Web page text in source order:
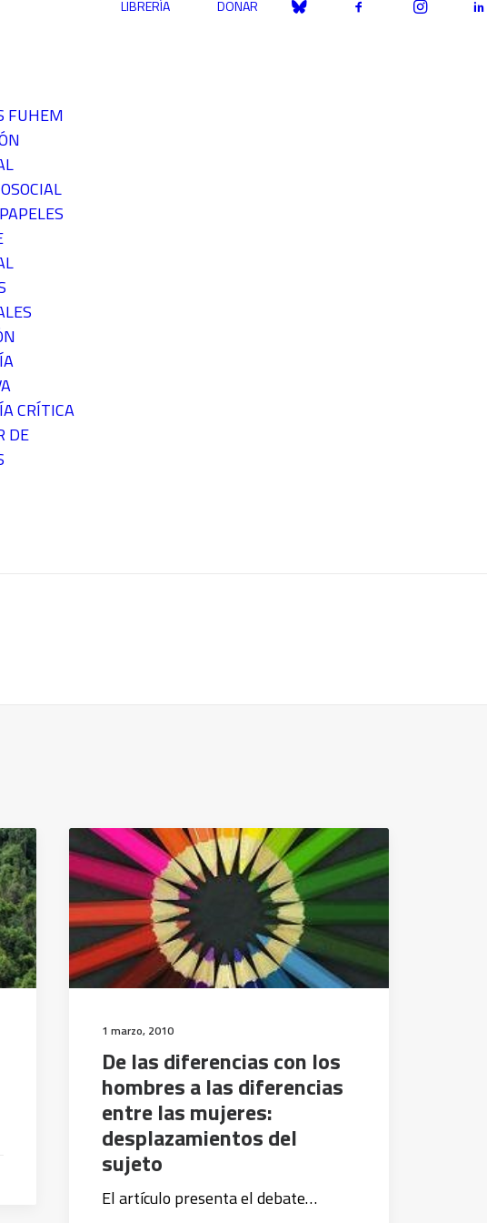
FUHEM
CRÍTICA
DE
LIBRERÍA DONAR
1 marzo, 2010
De las diferencias con los
hombres a las diferencias
entre las mujeres:
desplazamientos del
sujeto
El artículo presenta el debate…